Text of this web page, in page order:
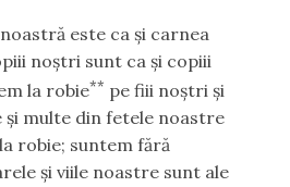
noastră este ca şi carnea
noştri sunt ca şi copiii
la robie** pe fiii noştri şi
multe din fetele noastre
robie; suntem fără
şi viile noastre sunt ale